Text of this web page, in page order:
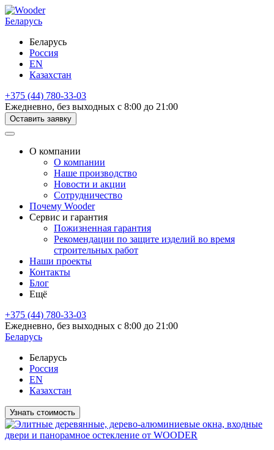
Беларусь
Беларусь
Россия
EN
Казахстан
+375 (44) 780-33-03
Ежедневно, без выходных с 8:00 до 21:00
Оставить заявку
О компании
О компании
Наше производство
Новости и акции
Сотрудничество
Почему Wooder
Сервис и гарантия
Пожизненная гарантия
Рекомендации по защите изделий во время
строительных работ
Наши проекты
Контакты
Блог
Ещё
+375 (44) 780-33-03
Ежедневно, без выходных с 8:00 до 21:00
Беларусь
Беларусь
Россия
EN
Казахстан
Узнать стоимость